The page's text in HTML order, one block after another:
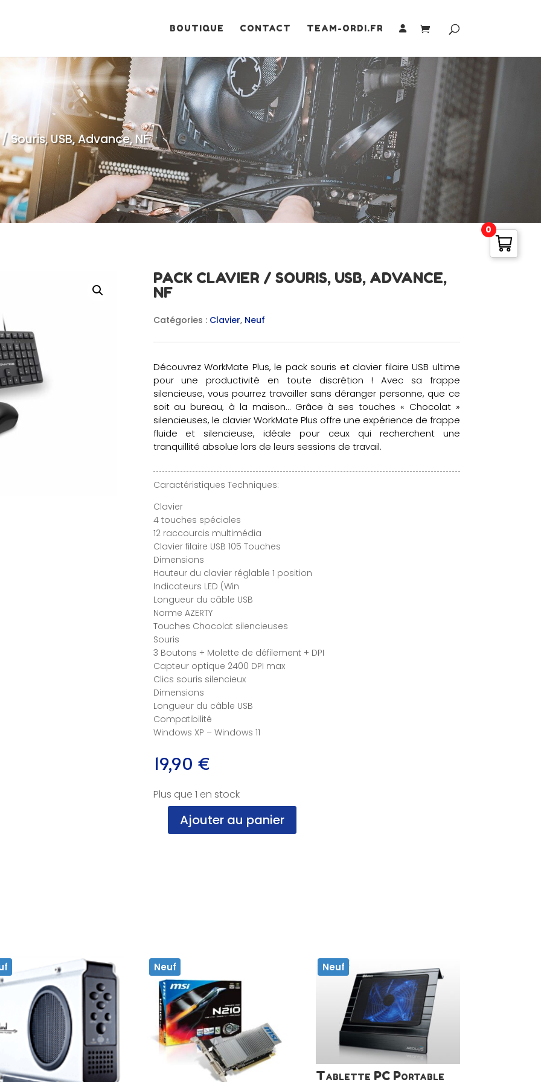
BOUTIQUE CONTACT TEAM-ORDI.FR
Souris, USB, Advance, NF
PACK CLAVIER / SOURIS, USB, ADVANCE,
NF
Catégories : Clavier, Neuf
Découvrez WorkMate Plus, le pack souris et clavier filaire USB ultime
pour une productivité en toute discrétion ! Avec sa frappe
silencieuse, vous pourrez travailler sans déranger personne, que ce
soit au bureau, à la maison… Grâce à ses touches « Chocolat »
silencieuses, le clavier WorkMate Plus offre une expérience de frappe
fluide et silencieuse, idéale pour ceux qui recherchent une
tranquillité absolue lors de leurs sessions de travail.
Caractéristiques Techniques:
Clavier
4 touches spéciales
12 raccourcis multimédia
Clavier filaire USB 105 Touches
Dimensions
Hauteur du clavier réglable 1 position
Indicateurs LED (Win
Longueur du câble USB
Norme AZERTY
Touches Chocolat silencieuses
Souris
3 Boutons + Molette de défilement + DPI
Capteur optique 2400 DPI max
Clics souris silencieux
Dimensions
Longueur du câble USB
Compatibilité
Windows XP – Windows 11
19,90 €
Plus que 1 en stock
quantitéAjouter au panier
Neuf Neuf
Tablette PC Portable
0